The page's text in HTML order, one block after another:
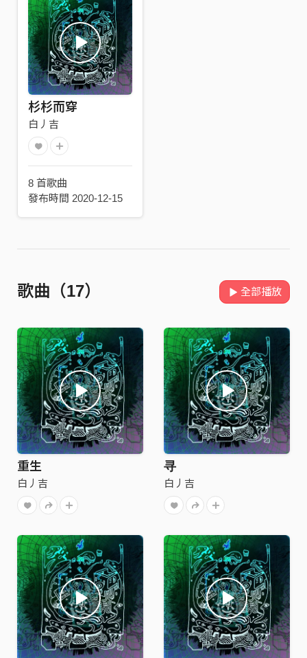
杉杉而穿
白丿吉
8 首歌曲
發布時間 2020-12-15
歌曲（17） 全部播放
重生
白丿吉
寻
白丿吉